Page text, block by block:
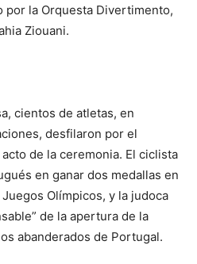
por la Orquesta Divertimento,
Ziouani.
cientos de atletas, en
desfilaron por el
de la ceremonia. El ciclista
en ganar dos medallas en
Olímpicos, y la judoca
de la apertura de la
abanderados de Portugal.